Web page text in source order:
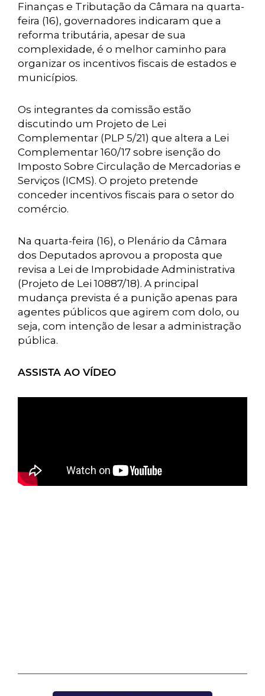
Finanças e Tributação da Câmara na quarta-
feira (16), governadores indicaram que a
reforma tributária, apesar de sua
complexidade, é o melhor caminho para
organizar os incentivos fiscais de estados e
municípios.
Os integrantes da comissão estão
discutindo um Projeto de Lei
Complementar (PLP 5/21) que altera a Lei
Complementar 160/17 sobre isenção do
Imposto Sobre Circulação de Mercadorias e
Serviços (ICMS). O projeto pretende
conceder incentivos fiscais para o setor do
comércio.
Na quarta-feira (16), o Plenário da Câmara
dos Deputados aprovou a proposta que
revisa a Lei de Improbidade Administrativa
(Projeto de Lei 10887/18). A principal
mudança prevista é a punição apenas para
agentes públicos que agirem com dolo, ou
seja, com intenção de lesar a administração
pública.
ASSISTA AO VÍDEO